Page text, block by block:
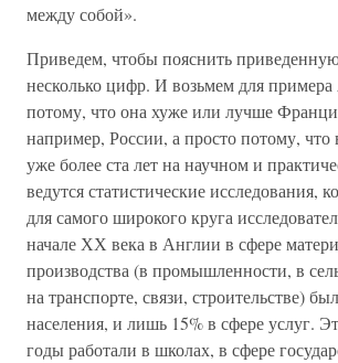
между собой».
Приведем, чтобы пояснить
несколько цифр. И возьмем для
потому, что она хуже или лучше
например, России, а просто потому,
уже более ста лет на научном и
ведутся статистические исследования,
для самого широкого круга
начале ХХ века в Англии в сфере
производства (в промышленности, в
на транспорте, связи, строительстве)
населения, и лишь 15% в сфере услуг.
годы работали в школах, в сфере